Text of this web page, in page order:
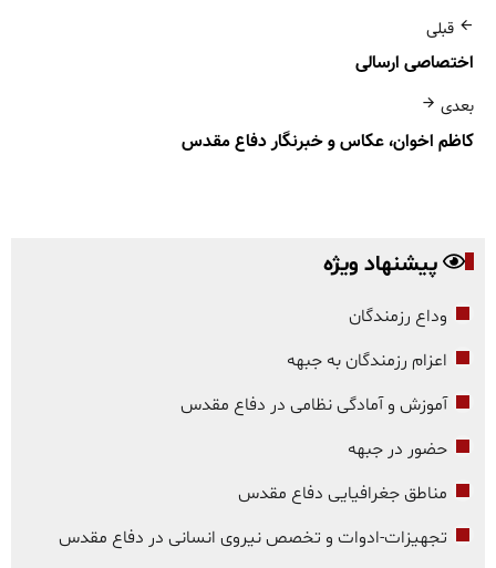
قبلی
اختصاصی ارسالی
بعدی
کاظم اخوان، عکاس و خبرنگار دفاع مقدس
پیشنهاد ویژه
وداع رزمندگان
اعزام رزمندگان به جبهه
آموزش و آمادگی نظامی در دفاع مقدس
حضور در جبهه
مناطق جغرافیایی دفاع مقدس
تجهیزات-ادوات و تخصص نیروی انسانی در دفاع مقدس